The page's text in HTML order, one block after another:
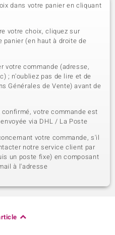
dans votre panier en cliquant
votre choix, cliquez sur
panier (en haut à droite de
votre commande (adresse,
; n'oubliez pas de lire et de
Générales de Vente) avant de
votre commande est
via DHL / La Poste
votre commande, s'il
notre service client par
un poste fixe) en composant
à l'adresse